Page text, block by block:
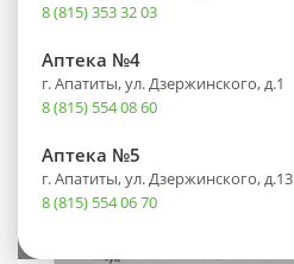
8 (815) 353 32 03
Аптека №4
г. Апатиты, ул. Дзержинского, д.1
8 (815) 554 08 60
Аптека №5
г. Апатиты, ул. Дзержинского, д.13
8 (815) 554 06 70